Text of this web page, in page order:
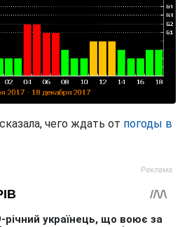
чего ждать от погоды в